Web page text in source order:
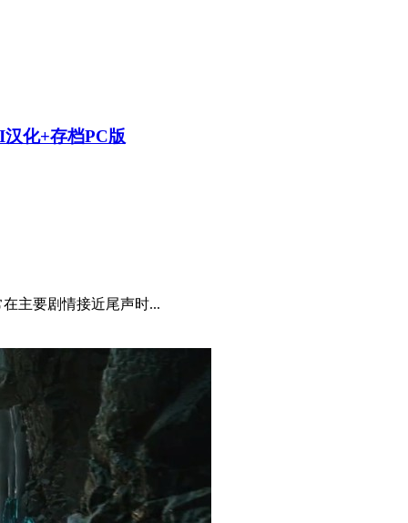
化+存档PC版
主要剧情接近尾声时...